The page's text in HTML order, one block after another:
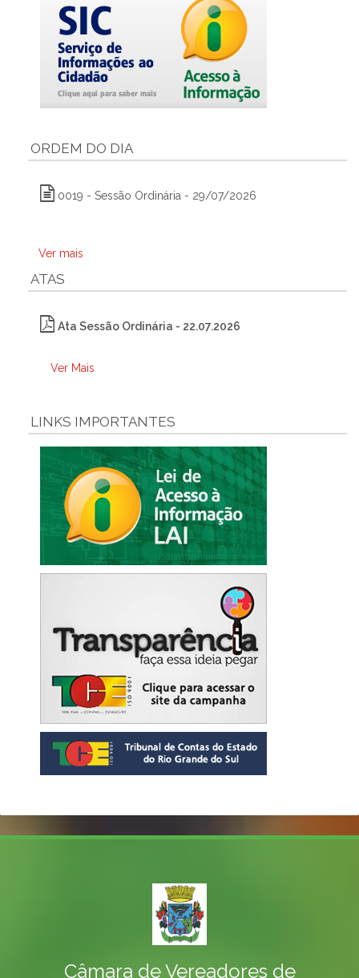
ORDEM DO DIA
0019 - Sessão Ordinária - 29/07/2026
Ver mais
ATAS
Ata Sessão Ordinária - 22.07.2026
Ver Mais
LINKS IMPORTANTES
Câmara de Vereadores de